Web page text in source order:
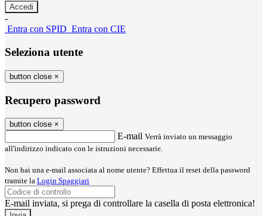
-
Entra con SPID Entra con CIE
Seleziona utente
button close ×
Recupero password
button close ×
E-mail Verrà inviato un messaggio
all'indirizzo indicato con le istruzioni necessarie.
Non hai una e-mail associata al nome utente? Effettua il reset della password
tramite la Login Spaggiari
E-mail inviata, si prega di controllare la casella di posta elettronica!